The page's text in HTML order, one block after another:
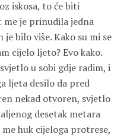
iskosa, to će biti
me je prinudila jedna
je bilo više. Kako su mi se
cijelo ljeto? Evo kako.
u sobi gdje radim, i
ljeta desilo da pred
nekad otvoren, svjetlo
desetak metara
huk cijeloga protrese,